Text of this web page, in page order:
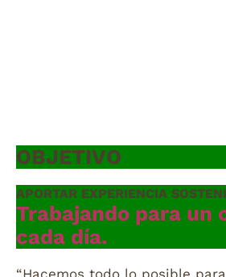
OBJETIVO
APORTAR EXPERIENCIA
Trabajando para un
cada día.